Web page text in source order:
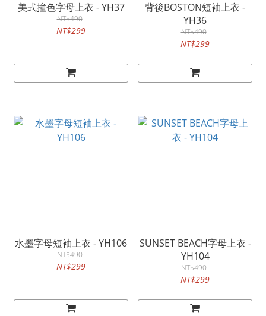
美式撞色字母上衣 - YH37
NT$490
NT$299
背後BOSTON短袖上衣 -
YH36
NT$490
NT$299
水墨字母短袖上衣 - YH106
NT$490
NT$299
SUNSET BEACH字母上衣 -
YH104
NT$490
NT$299